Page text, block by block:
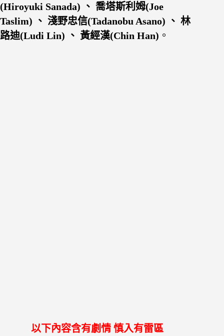
(Hiroyuki Sanada) 、 喬塔斯利姆(Joe
Taslim) 、 淺野忠信(Tadanobu Asano) 、 林
路迪(Ludi Lin) 、 黃經漢(Chin Han) 。
以下內容含有劇情 慎入有雷區